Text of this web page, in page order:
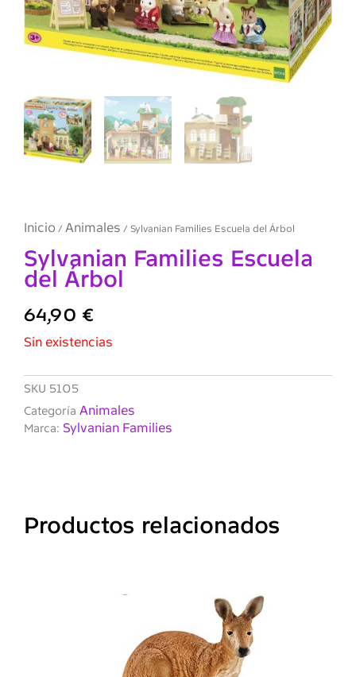
Inicio / Animales / Sylvanian Families Escuela del Árbol
Sylvanian Families Escuela
del Árbol
64,90 €
Sin existencias
SKU 5105
Categoría Animales
Marca: Sylvanian Families
Productos relacionados